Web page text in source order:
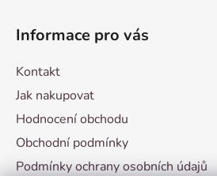
Informace pro vás
Kontakt
Jak nakupovat
Hodnocení obchodu
Obchodní podmínky
Podmínky ochrany osobních údajů